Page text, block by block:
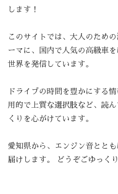
します！
このサイトでは、大人のため
ーマに、国内で人気の高級車
世界を発信しています。
ドライブの時間を豊かにする
用的で上質な選択肢など、読
くりを心がけています。
愛知県から、エンジン音とと
届けします。 どうぞごゆっく